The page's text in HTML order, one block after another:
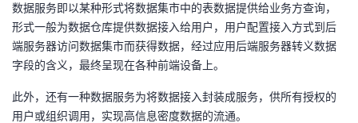
数据服务即以某种形式将数据集市中的表数据提供给业务方查询，
形式一般为数据仓库提供数据接入给用户，用户配置接入方式到后
端服务器访问数据集市而获得数据，经过应用后端服务器转义数据
字段的含义，最终呈现在各种前端设备上。
此外，还有一种数据服务为将数据接入封装成服务，供所有授权的
用户或组织调用，实现高信息密度数据的流通。